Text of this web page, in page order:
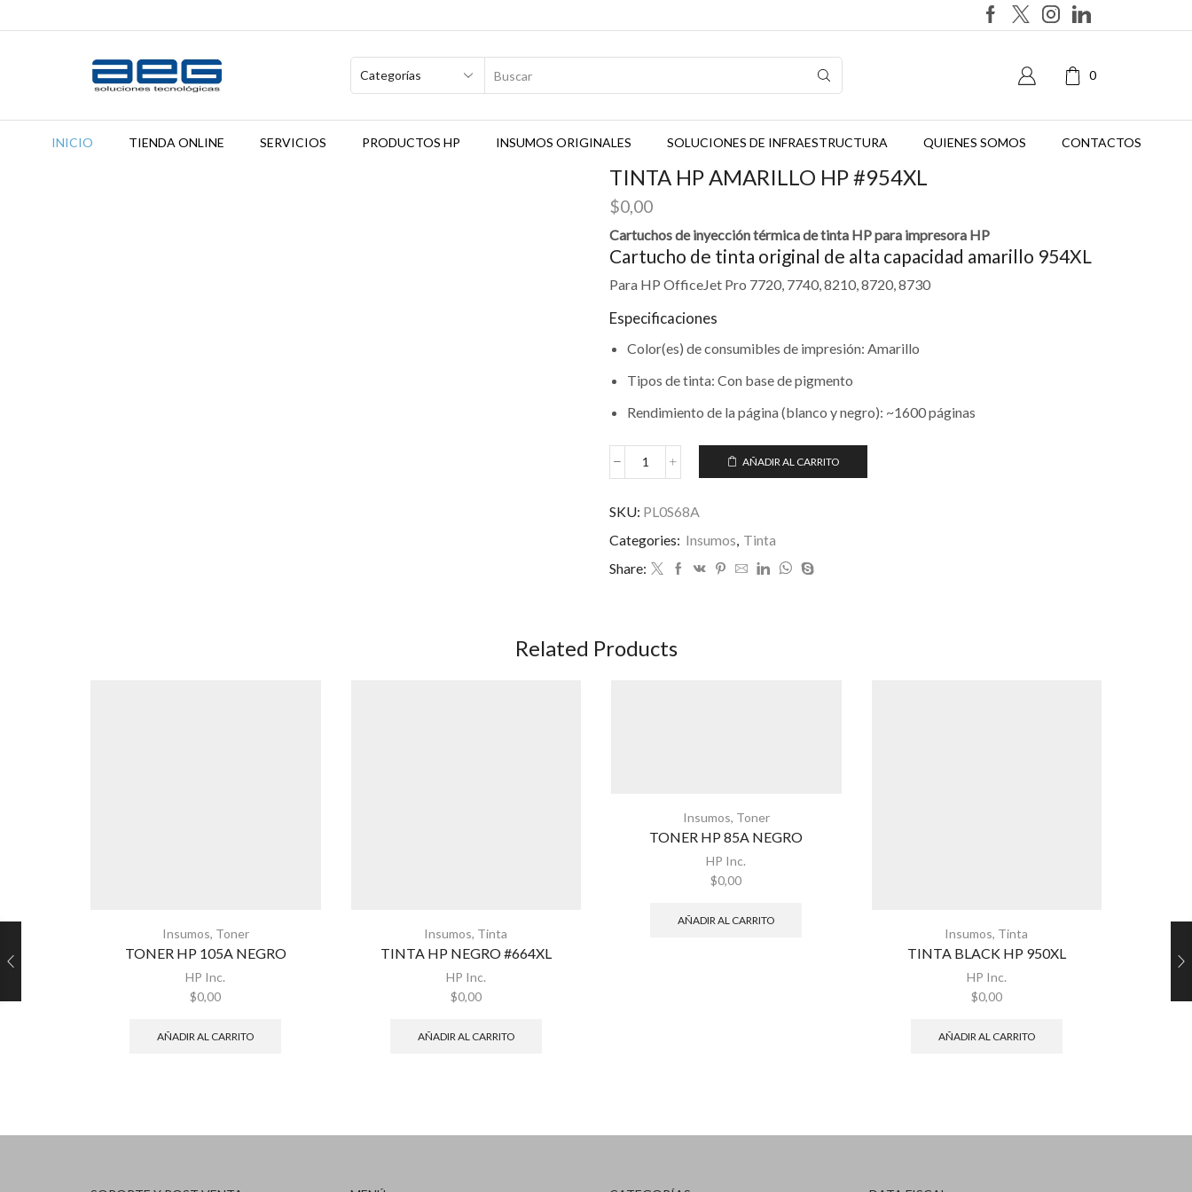
0
INICIO TIENDA ONLINE SERVICIOS PRODUCTOS HP INSUMOS ORIGINALES SOLUCIONES DE INFRAESTRUCTURA QUIENES SOMOS CONTACTOS
TINTA HP AMARILLO HP #954XL
$0,00
Cartuchos de inyección térmica de tinta HP para impresora HP
Cartucho de tinta original de alta capacidad amarillo 954XL
Para HP OfficeJet Pro 7720, 7740, 8210, 8720, 8730
Especificaciones
Color(es) de consumibles de impresión: Amarillo
Tipos de tinta: Con base de pigmento
Rendimiento de la página (blanco y negro): ~1600 páginas
TINTA
AMARILLO
HP
#954XL
AÑADIR AL CARRITO
SKU: PL0S68A
Categories: Insumos Tinta
Share:
Related Products
Insumos, Toner
TONER HP 105A NEGRO
HP Inc.
$0,00
AÑADIR AL CARRITO
Insumos, Tinta
TINTA HP NEGRO #664XL
HP Inc.
$0,00
AÑADIR AL CARRITO
Insumos, Toner
TONER HP 85A NEGRO
HP Inc.
$0,00
AÑADIR AL CARRITO
Insumos, Tinta
TINTA BLACK HP 950XL
HP Inc.
$0,00
AÑADIR AL CARRITO